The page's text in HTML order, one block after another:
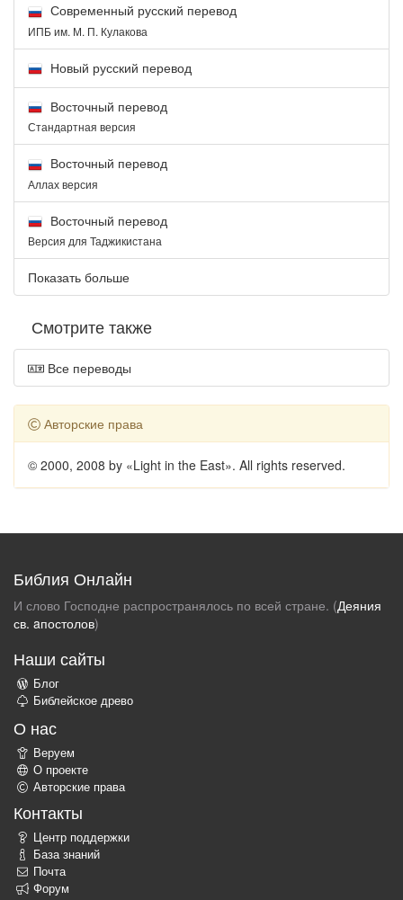
Современный русский перевод
ИПБ им. М. П. Кулакова
Новый русский перевод
Восточный перевод
Стандартная версия
Восточный перевод
Аллах версия
Восточный перевод
Версия для Таджикистана
Показать больше
Смотрите также
Все переводы
Авторские права
© 2000, 2008 by «Light in the East». All rights reserved.
Библия Онлайн
И слово Господне распространялось по всей стране. (Деяния
св. aпостолов)
Наши сайты
Блог
Библейское древо
О нас
Веруем
О проекте
Авторские права
Контакты
Центр поддержки
База знаний
Почта
Форум